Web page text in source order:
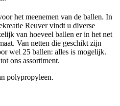
het meenemen van de ballen. In
Reuver vindt u diverse
van hoeveel ballen er in het net
Van netten die geschikt zijn
wel 25 ballen: alles is mogelijk.
ons assortiment.
polypropyleen.